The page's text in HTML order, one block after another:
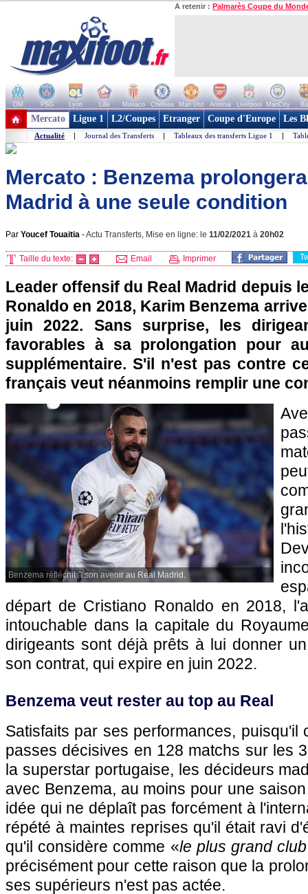
A retenir : Palmarès Coupe du
OM PSG Lyon Lille Monaco Chelsea Man Utd Arsenal Liverpool ManCity
+ de clubs
Mercato Ligue 1 L2/Coupes Etranger Coupe d'Europe Les
Actualité | Journal des Transferts | Tableaux des transferts Ligue 1 |
Mercato : Benzema
Madrid à une seule condition
Par Youcef Touaitia -Actu Transferts, Mise en ligne: le 11/02/2021 à 20h02
Taille du texte: Email Imprimer
Leader offensif du Real Madrid depuis
Ronaldo en 2018, Karim Benzema
juin 2022. Sans surprise, les
favorables à sa prolongation pour
supplémentaire. S'il n'est pas contre
français veut néanmoins remplir une
Benzema réfléchit à son avenir au Real Madrid.
départ de Cristiano Ronaldo en 2018,
intouchable dans la capitale du
dirigeants sont déjà prêts à lui donner
son contrat, qui expire en juin 2022.
Benzema veut rester au top au Real
Satisfaits par ses performances, puisqu'il
passes décisives en 128 matchs sur les
la superstar portugaise, les décideurs
avec Benzema, au moins pour une
idée qui ne déplaît pas forcément à
répété à maintes reprises qu'il était ravi
qu'il considère comme «le plus grand
précisément pour cette raison que la
ses supérieurs n'est pas actée.